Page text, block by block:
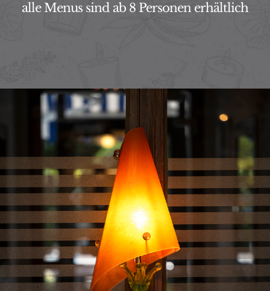
IT
alle Menus sind ab 8 Personen erhältlich